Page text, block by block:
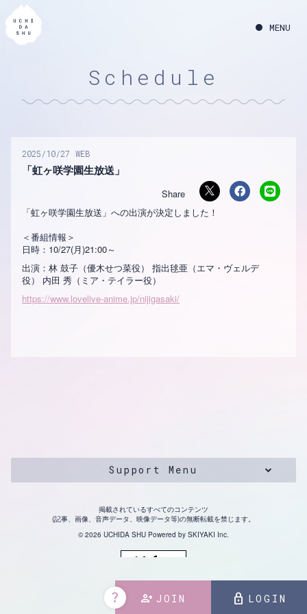
person_add JOIN lock LOGIN
question_mark
Schedule
2025 10 27 WEB
「虹ヶ咲学園生放送」
「虹ヶ咲学園生放送」への出演が決定しました！
＜番組情報＞
日時：10/27(月)21:00～
出演：林 鼓子（優木せつ菜役） 指出毬亜（エマ・ヴェルデ
役） 内田 秀（ミア・テイラー役）
https://www.lovelive-anime.jp/nijigasaki/
Support Menu
掲載されているすべてのコンテンツ
(記事、画像、音声データ、映像データ等)の無断転載を禁じます。
© 2026 UCHIDA SHU Powered by SKIYAKI Inc.